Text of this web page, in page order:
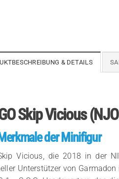
& DETAILS
Skip Vicious
der Minifigur
Vicious, die 2018 in der
Unterstützer von